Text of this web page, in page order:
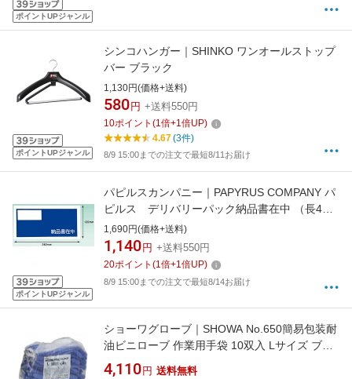
ポイントUPジャンル
ポイントUPジャンル
シンコハンガー｜SHINKO ワンオールストップ
バー ブラック
1,130円(価格+送料)
580 円 +送料550円
10ポイント (1倍+1倍UP)
4.67(3件)
8/9 15:00までの注文で最短8/11お届け
ポイントUPジャンル
パピルスカンパニー｜PAPYRUS COMPANY パ
ピルス デリバリーパック納品書在中 （長4封
筒サイズ用） PA014T （1パック100枚）
1,690円(価格+送料)
1,140 円 +送料550円
20ポイント (1倍+1倍UP)
8/9 15:00までの注文で最短8/14お届け
ショーワグローブ｜SHOWA No.650簡易包装耐
油ビニローブ 作業用手袋 10双入 Lサイズ ブル
ー NO650L10P
4,110 円 送料無料